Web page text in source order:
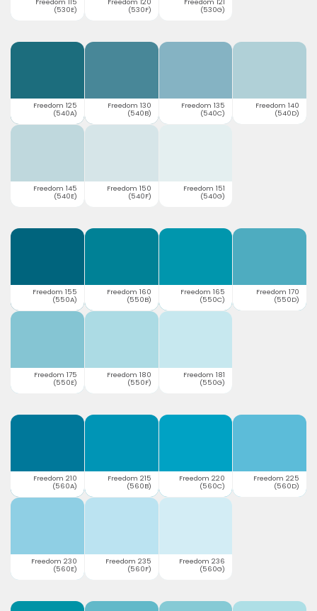
(530E)
(530F)
(530G)
Freedom 125
(540A)
Freedom 130
(540B)
Freedom 135
(540C)
Freedom 140
(540D)
Freedom 145
(540E)
Freedom 150
(540F)
Freedom 151
(540G)
Freedom 155
(550A)
Freedom 160
(550B)
Freedom 165
(550C)
Freedom 170
(550D)
Freedom 175
(550E)
Freedom 180
(550F)
Freedom 181
(550G)
Freedom 210
(560A)
Freedom 215
(560B)
Freedom 220
(560C)
Freedom 225
(560D)
Freedom 230
(560E)
Freedom 235
(560F)
Freedom 236
(560G)